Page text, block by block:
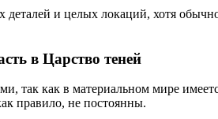
и целых локаций, хотя
в Царство теней
так как в материальном мире
правило, не постоянны.